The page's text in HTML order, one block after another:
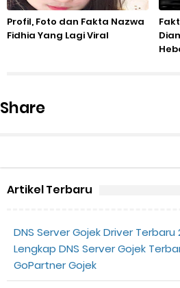
Profil, Foto dan Fakta Nazwa
Fidhia Yang Lagi Viral
Share
Artikel Terbaru
DNS Server Gojek Driver Terbaru
Lengkap DNS Server Gojek
GoPartner Gojek